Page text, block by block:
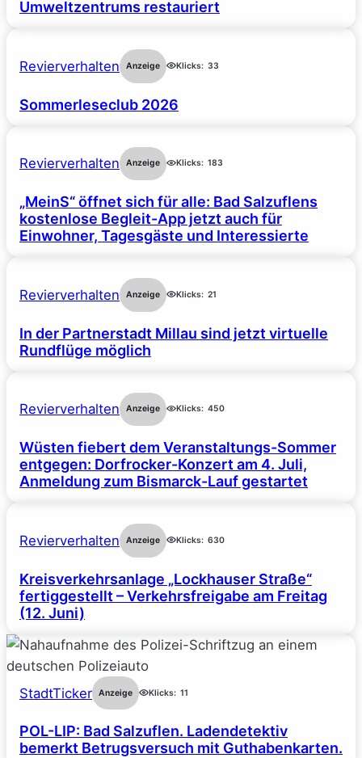
Umweltzentrums restauriert
Revierverhalten Anzeige Klicks: 33
Sommerleseclub 2026
Revierverhalten Anzeige Klicks: 183
„MeinS“ öffnet sich für alle: Bad Salzuflens
kostenlose Begleit-App jetzt auch für
Einwohner, Tagesgäste und Interessierte
Revierverhalten Anzeige Klicks: 21
In der Partnerstadt Millau sind jetzt virtuelle
Rundflüge möglich
Revierverhalten Anzeige Klicks: 450
Wüsten fiebert dem Veranstaltungs-Sommer
entgegen: Dorfrocker-Konzert am 4. Juli,
Anmeldung zum Bismarck-Lauf gestartet
Revierverhalten Anzeige Klicks: 630
Kreisverkehrsanlage „Lockhauser Straße“
fertiggestellt – Verkehrsfreigabe am Freitag
(12. Juni)
StadtTicker Anzeige Klicks: 11
POL-LIP: Bad Salzuflen. Ladendetektiv
bemerkt Betrugsversuch mit Guthabenkarten.